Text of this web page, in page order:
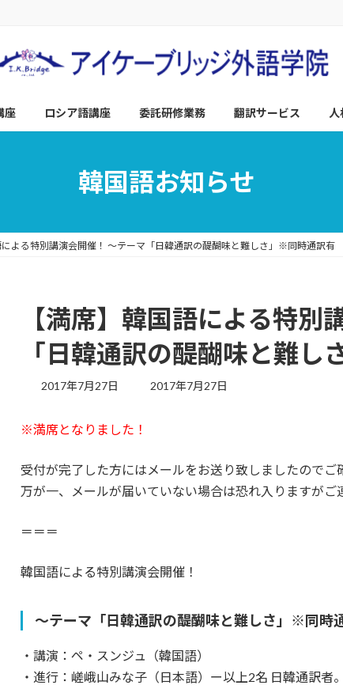
座 ロシア語講座 委託研修業務 翻訳サービス
韓国語お知らせ
による特別講演会開催！ ～テーマ「日韓通訳の醍醐味と難しさ」※同時通訳有
【満席】韓国語による特別
「日韓通訳の醍醐味と難
2017年7月27日
最
時
:
2017年7月27日
※満席となりました！
受付が完了した方にはメールをお送り致しましたのでご
万が一、メールが届いていない場合は恐れ入りますがご
＝＝＝
韓国語による特別講演会開催！
～テーマ「日韓通訳の醍醐味と難しさ」※同時
・講演：ペ・スンジュ（韓国語）
・進行：嵯峨山みな子（日本語）ー以上2名 日韓通訳者